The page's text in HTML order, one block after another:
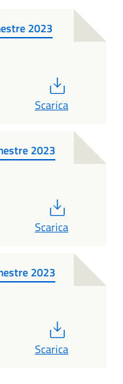
2023
Scarica
2023
Scarica
2023
Scarica